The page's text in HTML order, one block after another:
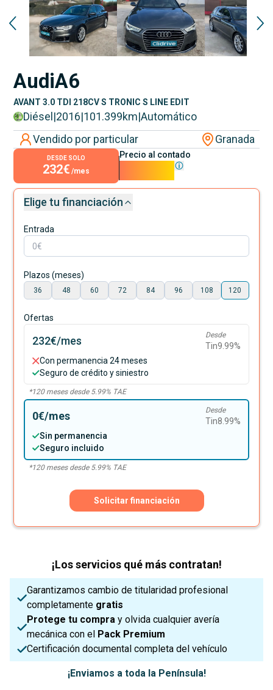
AudiA6
AVANT 3.0 TDI 218CV S TRONIC S LINE EDIT
Diésel |2016|101.399km|Automático
Vendido por particular
Granada
DESDE SOLO
232€ /mes
Precio al contado
Elige tu financiación
Entrada
Plazos (meses)
36 48 60 72 84 96 108 120
Ofertas
232€/mes Desde
Tin9.99%
Con permanencia 24 meses
Seguro de crédito y siniestro
*120meses desde 5.99% TAE
0€/mes Desde
Tin8.99%
Sin permanencia
Seguro incluido
*120meses desde 5.99% TAE
Solicitar financiación
¡Los servicios qué más contratan!
Garantizamos cambio de titularidad profesional
completamente gratis
Protege tu compra y olvida cualquier avería
mecánica con el Pack Premium
Certificación documental completa del vehículo
¡Enviamos a toda la Península!